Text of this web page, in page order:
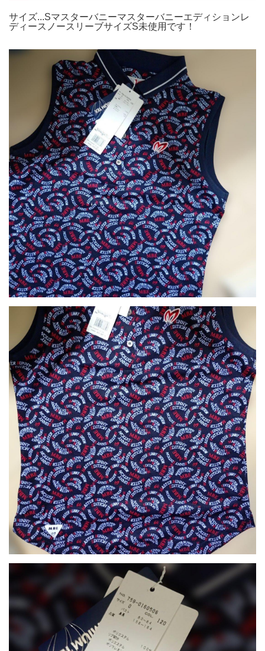
サイズ...Sマスターバニーマスターバニーエディションレ
ディースノースリーブサイズS未使用です！